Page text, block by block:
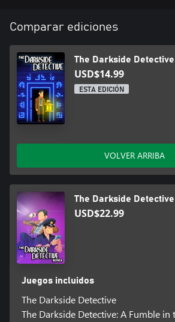
Comparar ediciones
The Darkside Detective
USD$14.99
ESTA EDICIÓN
VOLVER ARRIBA
The Darkside
USD$22.99
Juegos incluidos
The Darkside Detective
The Darkside Detective: A Fumble in